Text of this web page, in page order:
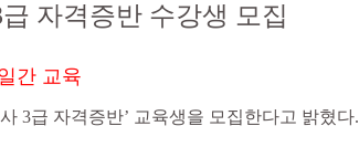
자격증반 수강생 모집
간 교육
3급 자격증반’ 교육생을 모집한다고 밝혔다.